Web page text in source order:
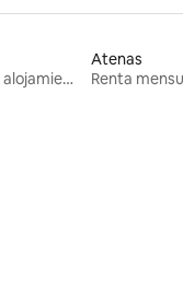
Renta mensual de alojamientos
Atenas